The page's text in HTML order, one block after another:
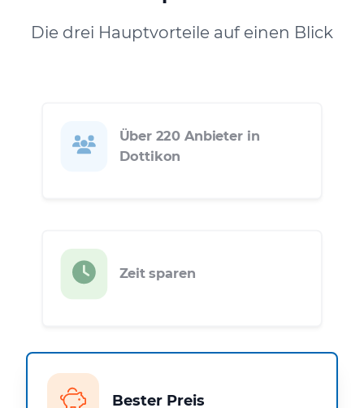
Die drei Hauptvorteile auf einen Blick
Über 220 Anbieter in
Dottikon
Zeit sparen
Bester Preis